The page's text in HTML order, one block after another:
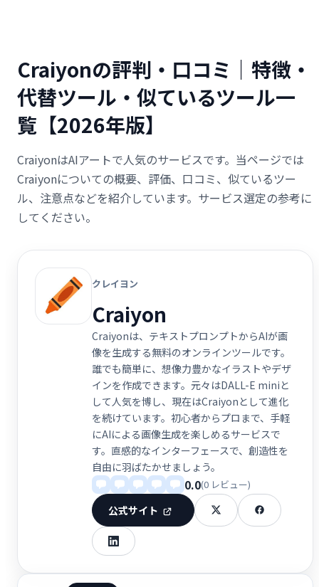
Craiyonの評判・口コミ｜特徴・
代替ツール・似ているツール一
覧【2026年版】
CraiyonはAIアートで人気のサービスです。当ページでは
Craiyonについての概要、評価、口コミ、似ているツー
ル、注意点などを紹介しています。サービス選定の参考に
してください。
クレイヨン
Craiyon
Craiyonは、テキストプロンプトからAIが画
像を生成する無料のオンラインツールです。
誰でも簡単に、想像力豊かなイラストやデザ
インを作成できます。元々はDALL-E miniと
して人気を博し、現在はCraiyonとして進化
を続けています。初心者からプロまで、手軽
にAIによる画像生成を楽しめるサービスで
す。直感的なインターフェースで、創造性を
自由に羽ばたかせましょう。
0.0(0 レビュー)
公式サイト